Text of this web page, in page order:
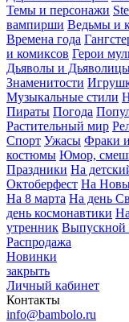
Темы и персонажи
вампирши Ведьмы и
Времена года
и комиксов Герои
Дьяволы и
Знаменитости
Музыкальные стили
Пираты Погода
Растительный мир
Спорт Ужасы Фраки
костюмы Юмор,
Праздники На
Октоберфест На
На 8 марта На день
день космонавтики
утренник Выпускной
Распродажа
Новинки
закрыть
Личный кабинет
Контакты
info@bambolo.ru